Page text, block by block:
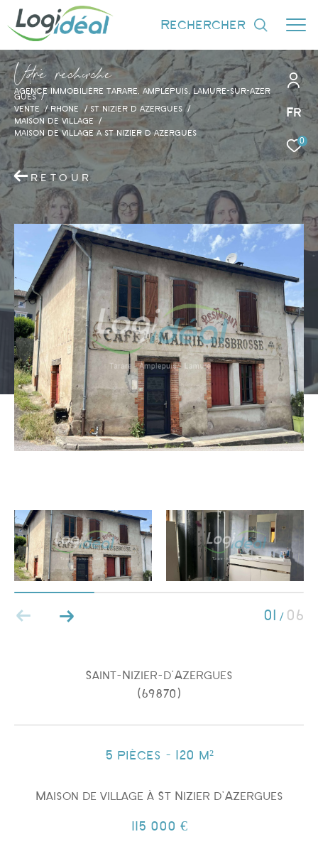
Fr
0
rechercher
Vore recece
AGENCE IMMOBILIÈRE TARARE, AMPLEPUIS, LAMURE-SUR-AZER
GUES
VENTE RHONE ST NIZIER D AZERGUES
MAISON DE VILLAGE
MAISON DE VILLAGE A ST NIZIER D AZERGUES
RETOUR
01 / 06
Saint-Nizier-d'Azergues
(69870)
5 pièces - 120 m²
Maison de village à St Nizier d'Azergues
115 000 €
Effectuer une recherche
et trouver le bien qui correspond à vos
critères
Type d'offre
Vente
Type de bien
Type de bien
Budget
PIÈCES
1 2 5